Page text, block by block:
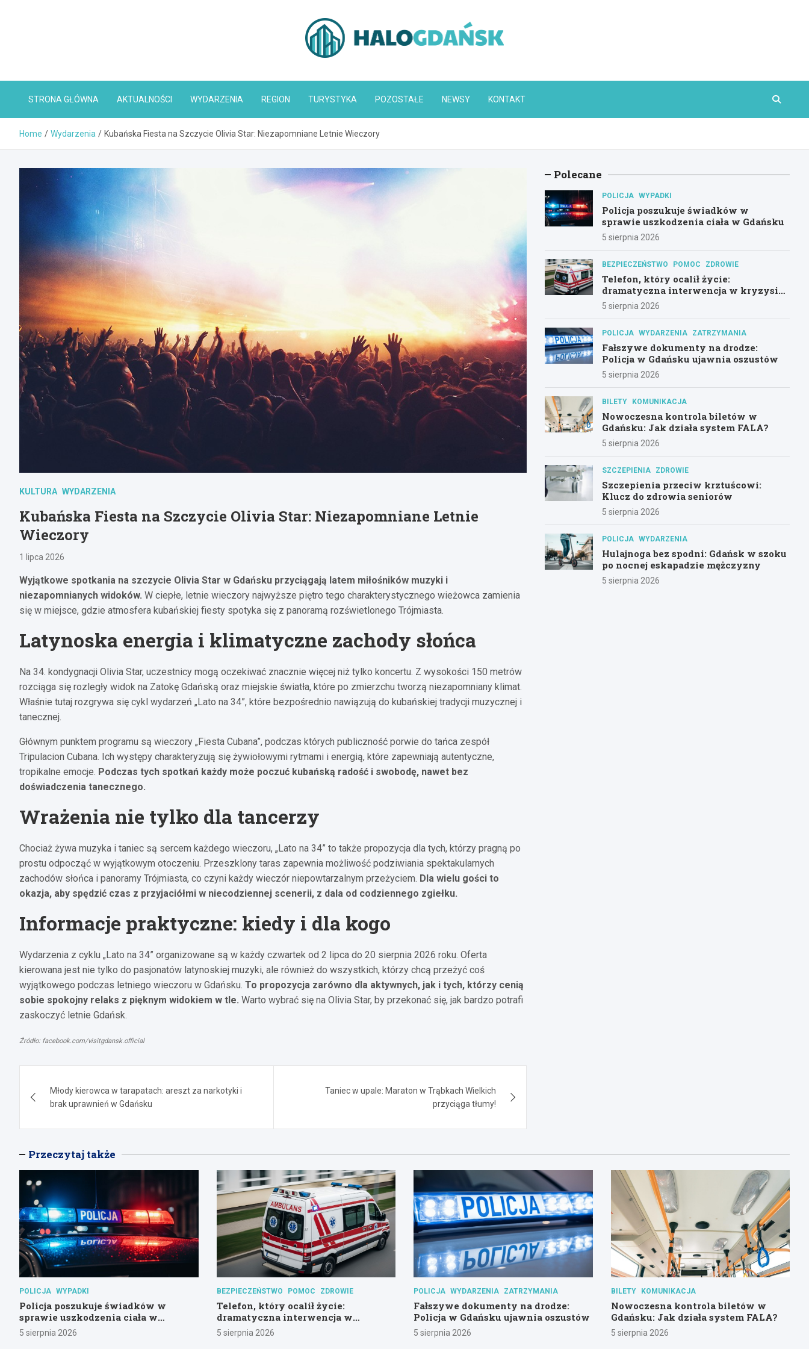
HaloGdańsk.pl
STRONA GŁÓWNA AKTUALNOŚCI WYDARZENIA REGION TURYSTYKA POZOSTAŁE NEWSY KONTAKT
Home Wydarzenia Kubańska Fiesta na Szczycie Olivia Star: Niezapomniane Letnie Wieczory
KULTURA WYDARZENIA
Kubańska Fiesta na Szczycie Olivia Star: Niezapomniane Letnie
Wieczory
1 lipca 2026
Wyjątkowe spotkania na szczycie Olivia Star w Gdańsku przyciągają latem miłośników muzyki i
niezapomnianych widoków. W ciepłe, letnie wieczory najwyższe piętro tego charakterystycznego wieżowca zamienia
się w miejsce, gdzie atmosfera kubańskiej fiesty spotyka się z panoramą rozświetlonego Trójmiasta.
Latynoska energia i klimatyczne zachody słońca
Na 34. kondygnacji Olivia Star, uczestnicy mogą oczekiwać znacznie więcej niż tylko koncertu. Z wysokości 150 metrów
rozciąga się rozległy widok na Zatokę Gdańską oraz miejskie światła, które po zmierzchu tworzą niezapomniany klimat.
Właśnie tutaj rozgrywa się cykl wydarzeń „Lato na 34”, które bezpośrednio nawiązują do kubańskiej tradycji muzycznej i
tanecznej.
Głównym punktem programu są wieczory „Fiesta Cubana”, podczas których publiczność porwie do tańca zespół
Tripulacion Cubana. Ich występy charakteryzują się żywiołowymi rytmami i energią, które zapewniają autentyczne,
tropikalne emocje. Podczas tych spotkań każdy może poczuć kubańską radość i swobodę, nawet bez
doświadczenia tanecznego.
Wrażenia nie tylko dla tancerzy
Chociaż żywa muzyka i taniec są sercem każdego wieczoru, „Lato na 34” to także propozycja dla tych, którzy pragną po
prostu odpocząć w wyjątkowym otoczeniu. Przeszklony taras zapewnia możliwość podziwiania spektakularnych
zachodów słońca i panoramy Trójmiasta, co czyni każdy wieczór niepowtarzalnym przeżyciem. Dla wielu gości to
okazja, aby spędzić czas z przyjaciółmi w niecodziennej scenerii, z dala od codziennego zgiełku.
Informacje praktyczne: kiedy i dla kogo
Wydarzenia z cyklu „Lato na 34” organizowane są w każdy czwartek od 2 lipca do 20 sierpnia 2026 roku. Oferta
kierowana jest nie tylko do pasjonatów latynoskiej muzyki, ale również do wszystkich, którzy chcą przeżyć coś
wyjątkowego podczas letniego wieczoru w Gdańsku. To propozycja zarówno dla aktywnych, jak i tych, którzy cenią
sobie spokojny relaks z pięknym widokiem w tle. Warto wybrać się na Olivia Star, by przekonać się, jak bardzo potrafi
zaskoczyć letnie Gdańsk.
Źródło: facebook.com/visitgdansk.official
wpisu
Młody kierowca w tarapatach: areszt za narkotyki i
brak uprawnień w Gdańsku
Taniec w upale: Maraton w Trąbkach Wielkich
przyciąga tłumy!
Polecane
POLICJA WYPADKI
Policja poszukuje świadków w
sprawie uszkodzenia ciała w Gdańsku
5 sierpnia 2026
BEZPIECZEŃSTWO POMOC ZDROWIE
Telefon, który ocalił życie:
dramatyczna interwencja w kryzysie
psychicznym
5 sierpnia 2026
POLICJA WYDARZENIA ZATRZYMANIA
Fałszywe dokumenty na drodze:
Policja w Gdańsku ujawnia oszustów
5 sierpnia 2026
BILETY KOMUNIKACJA
Nowoczesna kontrola biletów w
Gdańsku: Jak działa system FALA?
5 sierpnia 2026
SZCZEPIENIA ZDROWIE
Szczepienia przeciw krztuścowi:
Klucz do zdrowia seniorów
5 sierpnia 2026
POLICJA WYDARZENIA
Hulajnoga bez spodni: Gdańsk w szoku
po nocnej eskapadzie mężczyzny
5 sierpnia 2026
Przeczytaj także
POLICJA WYPADKI
Policja poszukuje świadków w
sprawie uszkodzenia ciała w
Gdańsku
5 sierpnia 2026
BEZPIECZEŃSTWO POMOC ZDROWIE
Telefon, który ocalił życie:
dramatyczna interwencja w
kryzysie psychicznym
5 sierpnia 2026
POLICJA WYDARZENIA ZATRZYMANIA
Fałszywe dokumenty na drodze:
Policja w Gdańsku ujawnia oszustów
5 sierpnia 2026
BILETY KOMUNIKACJA
Nowoczesna kontrola biletów w
Gdańsku: Jak działa system FALA?
5 sierpnia 2026